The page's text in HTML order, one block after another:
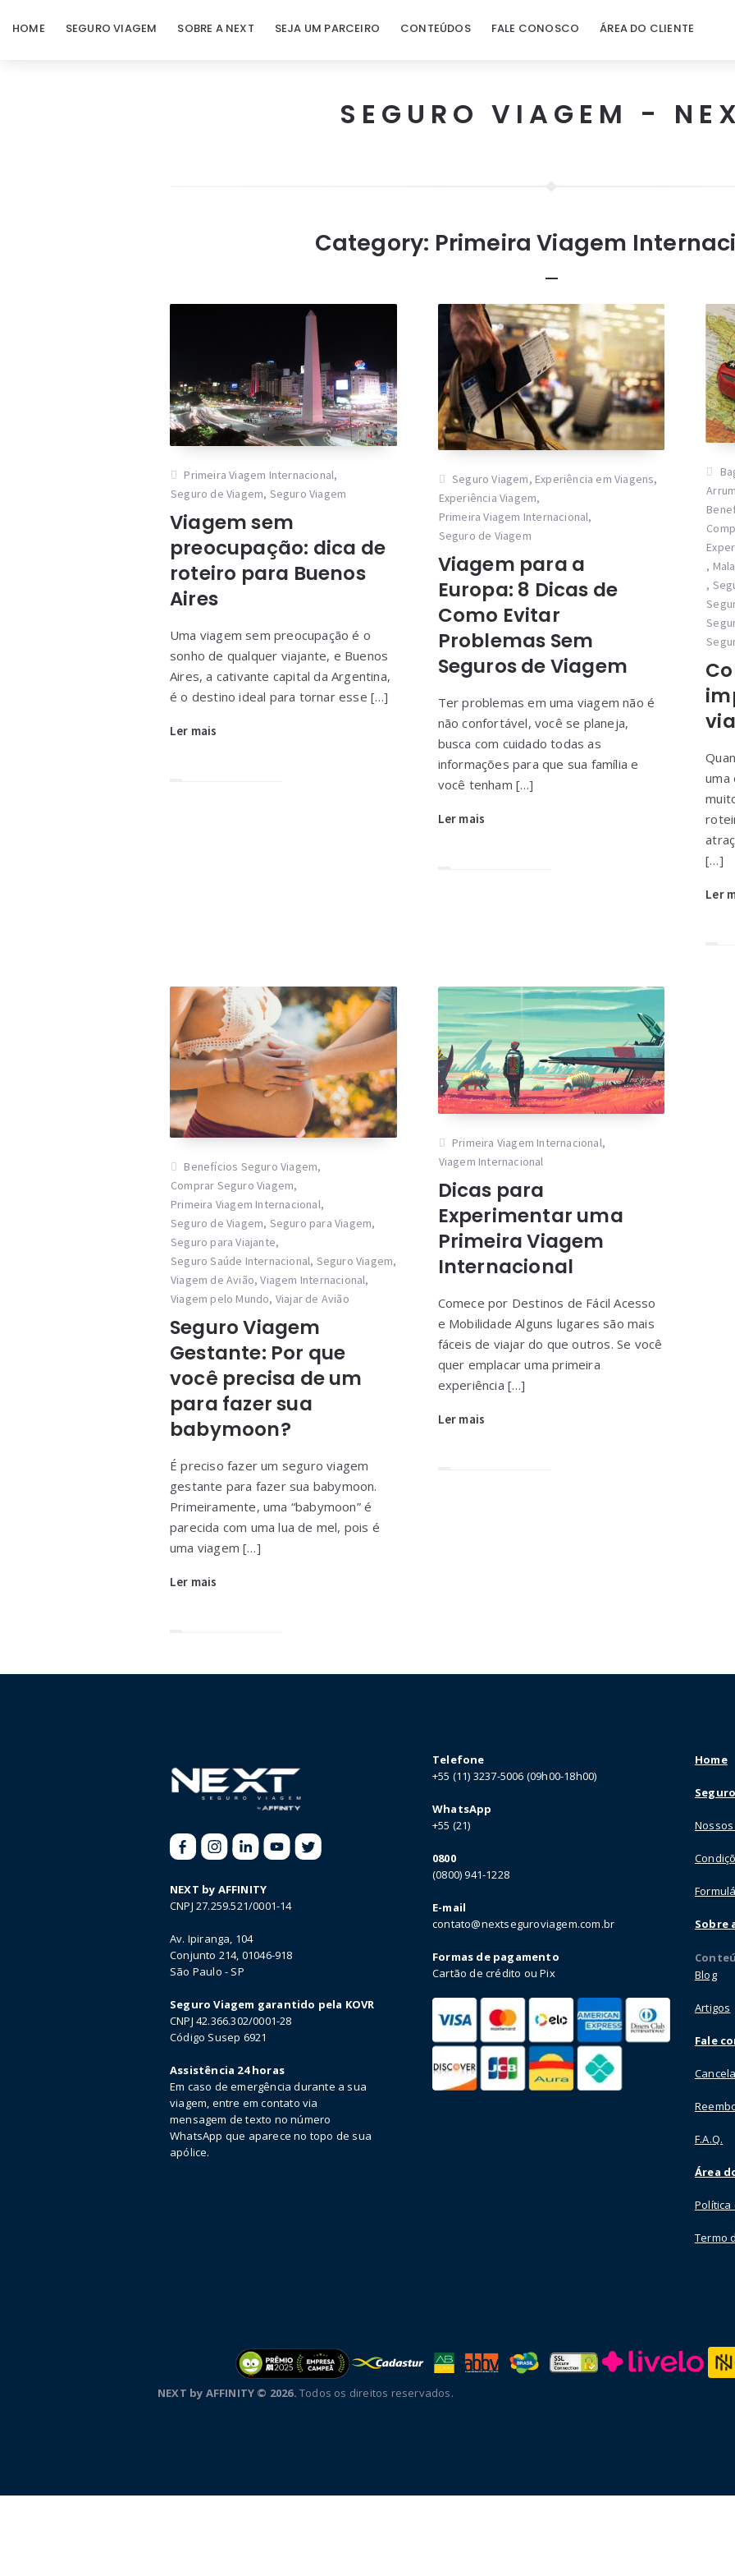
HOME SEGURO VIAGEM SOBRE A NEXT SEJA UM PARCEIRO CONTEÚDOS FALE CONOSCO ÁREA DO CLIENTE
SEGURO VIAGEM -
Category: Primeira Viagem
Primeira Viagem Internacional,
Seguro de Viagem, Seguro Viagem
Viagem sem
preocupação: dica de
roteiro para Buenos
Aires
Uma viagem sem preocupação é o
sonho de qualquer viajante, e Buenos
Aires, a cativante capital da Argentina,
é o destino ideal para tornar esse […]
Ler mais
Seguro Viagem, Experiência em Viagens,
Experiência Viagem,
Primeira Viagem Internacional,
Seguro de Viagem
Viagem para a
Europa: 8 Dicas de
Como Evitar
Problemas Sem
Seguros de Viagem
Ter problemas em uma viagem não é
não confortável, você se planeja,
busca com cuidado todas as
informações para que sua família e
você tenham […]
Ler mais
,
,
uma
[…]
Ler
Benefícios Seguro Viagem,
Comprar Seguro Viagem,
Primeira Viagem Internacional,
Seguro de Viagem, Seguro para Viagem,
Seguro para Viajante,
Seguro Saúde Internacional, Seguro Viagem,
Viagem de Avião,Viagem Internacional,
Viagem pelo Mundo, Viajar de Avião
Seguro Viagem
Gestante: Por que
você precisa de um
para fazer sua
babymoon?
É preciso fazer um seguro viagem
gestante para fazer sua babymoon.
Primeiramente, uma “babymoon” é
parecida com uma lua de mel, pois é
uma viagem […]
Ler mais
Primeira Viagem Internacional,
Viagem Internacional
Dicas para
Experimentar uma
Primeira Viagem
Internacional
Comece por Destinos de Fácil Acesso
e Mobilidade Alguns lugares são mais
fáceis de viajar do que outros. Se você
quer emplacar uma primeira
experiência […]
Ler mais
NEXT by AFFINITY
CNPJ 27.259.521/0001-14
Av. Ipiranga, 104
Conjunto 214, 01046-918
São Paulo - SP
Seguro Viagem garantido pela KOVR
CNPJ 42.366.302/0001-28
Código Susep 6921
Assistência 24 horas
Em caso de emergência durante a sua
viagem, entre em contato via
mensagem de texto no número
WhatsApp que aparece no topo de sua
apólice.
Telefone
+55 (11) 3237-5006 (09h00-18h00)
WhatsApp
+55 (21)
0800
(0800) 941-1228
E-mail
contato@nextseguroviagem.com.br
Formas de pagamento
Cartão de crédito ou Pix
Home
Sobre
Blog
Artigos
Fale
F.A.Q.
Área
Política
Termo
NEXT by AFFINITY © 2026. Todos os direitos reservados.